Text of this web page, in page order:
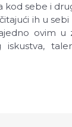
kod sebe i
ih u
ovim
iskustva,